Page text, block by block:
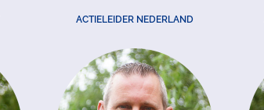
ACTIELEIDER NEDERLAND